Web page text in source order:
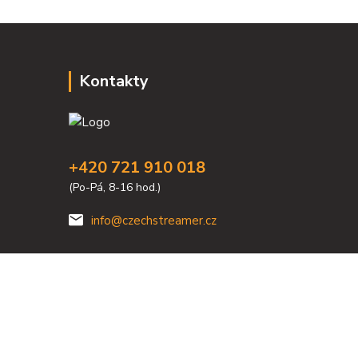
Kontakty
+420 721 910 018
(Po-Pá, 8-16 hod.)
info@czechstreamer.cz